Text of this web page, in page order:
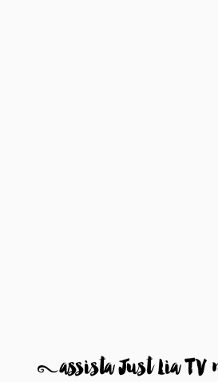
8assista Just Lia TV